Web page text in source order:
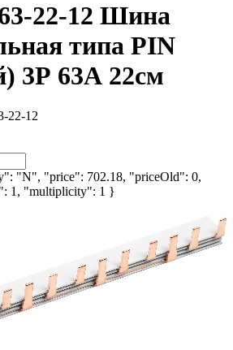
22-12 Шина
типа PIN
3Р 63А 22см
22-12
"N", "price": 702.18, "priceOld": 0,
1, "multiplicity": 1 }